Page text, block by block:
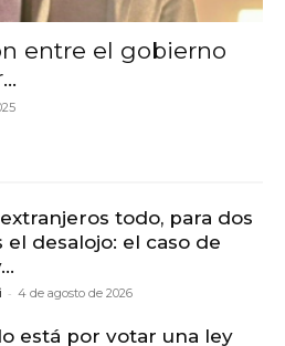
entre el gobierno
todo, para dos
el desalojo: el caso de
- 4 de agosto de 2026
está por votar una ley